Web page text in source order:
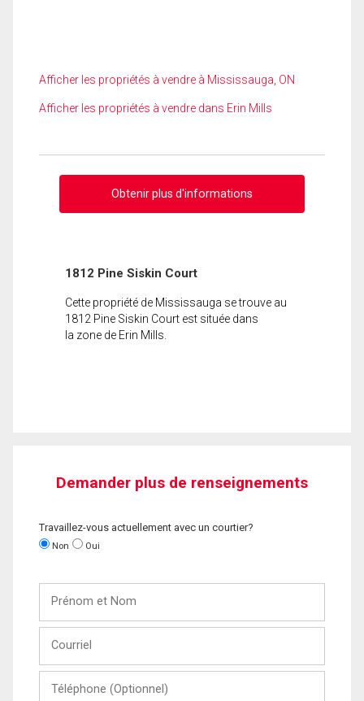
Afficher les propriétés à vendre à Mississauga, ON
Afficher les propriétés à vendre dans Erin Mills
Obtenir plus d'informations
1812 Pine Siskin Court
Cette propriété de Mississauga se trouve au
1812 Pine Siskin Court est située dans
la zone de Erin Mills.
Demander plus de renseignements
Travaillez-vous actuellement avec un courtier?
Non Oui
Nom
(Optionnel)